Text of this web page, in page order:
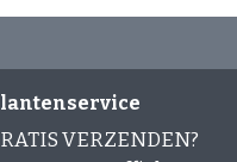
VERZENDEN?